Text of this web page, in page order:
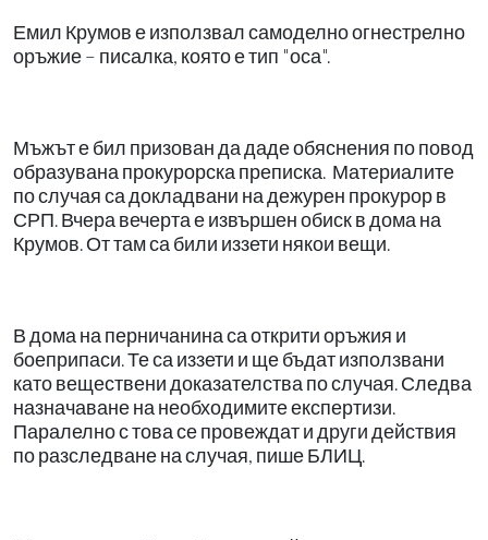
Емил Крумов е използвал самоделно огнестрелно
оръжие – писалка, която е тип "оса".
Мъжът е бил призован да даде обяснения по повод
образувана прокурорска преписка. Материалите
по случая са докладвани на дежурен прокурор в
СРП. Вчера вечерта е извършен обиск в дома на
Крумов. От там са били иззети някои вещи.
В дома на перничанина са открити оръжия и
боеприпаси. Те са иззети и ще бъдат използвани
като веществени доказателства по случая. Следва
назначаване на необходимите експертизи.
Паралелно с това се провеждат и други действия
по разследване на случая, пише БЛИЦ.